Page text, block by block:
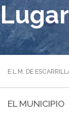
E.L.M. DE
EL MUNICIPIO